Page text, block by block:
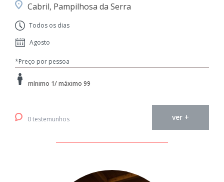
Cabril, Pampilhosa da Serra
Todos os dias
Agosto
*Preço por pessoa
mínimo 1/ máximo 99
0 testemunhos ver +